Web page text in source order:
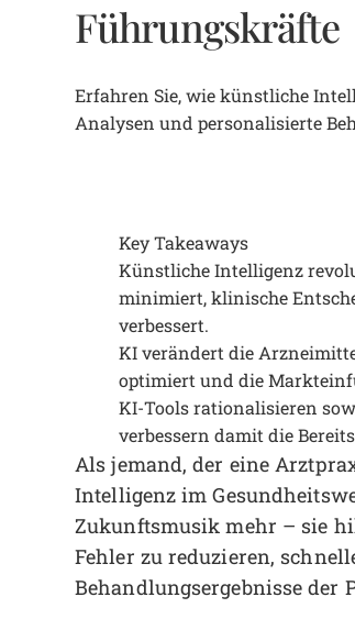
Führungskräfte
Erfahren Sie, wie künstliche
Analysen und personalisierte
Key Takeaways
Künstliche Intelligenz
minimiert, klinische
verbessert.
KI verändert die
optimiert und die
KI-Tools rationalisieren
verbessern damit die
Als jemand, der eine
Intelligenz im
Zukunftsmusik mehr – sie
Fehler zu reduzieren,
Behandlungsergebnisse der